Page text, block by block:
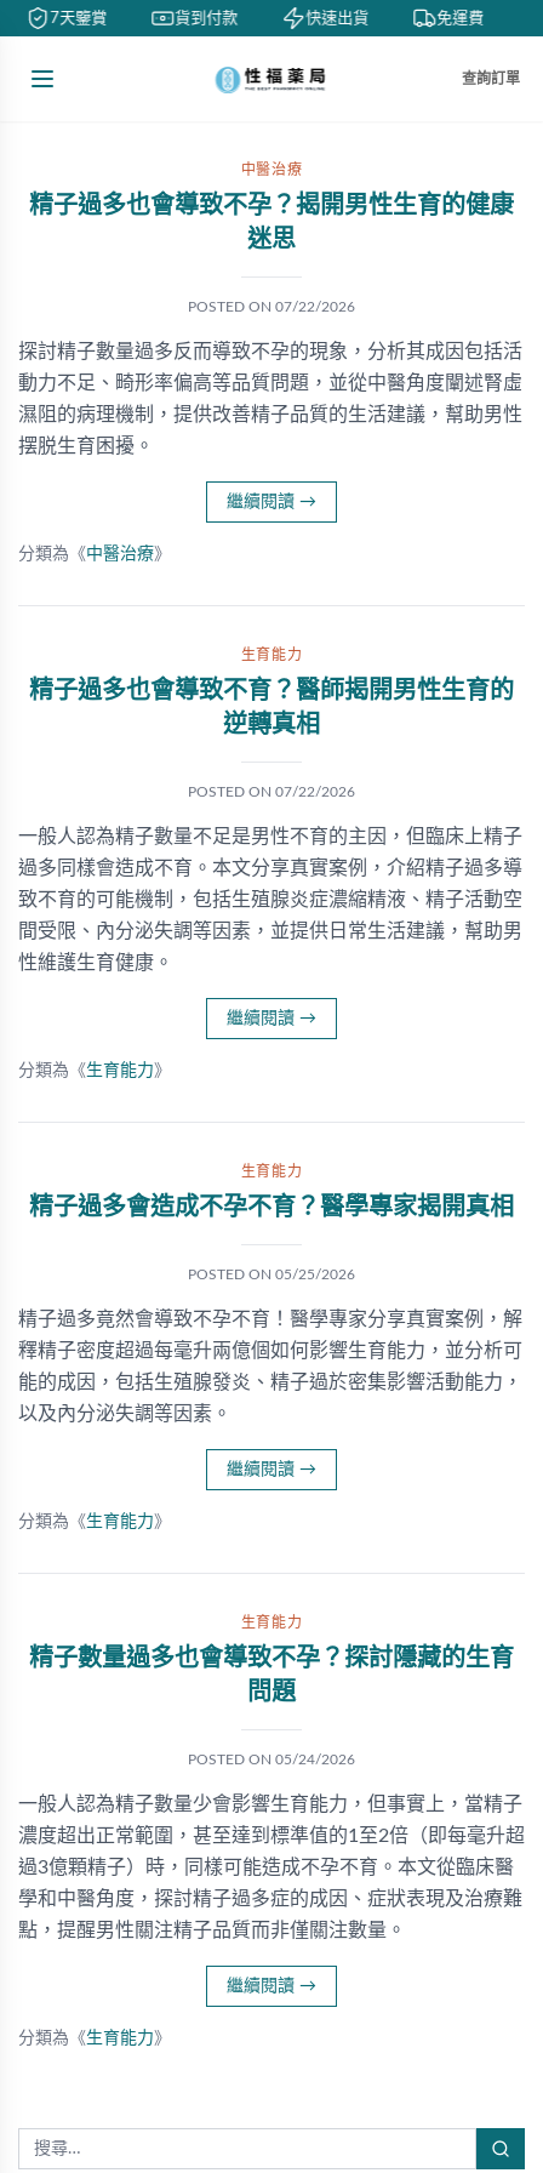
7天鑒賞 貨到付款 快速出貨 免運費
查詢訂單
中醫治療
精子過多也會導致不孕？揭開男性生育的健康
迷思
POSTED ON 07/22/2026
探討精子數量過多反而導致不孕的現象，分析其成因包括活
動力不足、畸形率偏高等品質問題，並從中醫角度闡述腎虛
濕阻的病理機制，提供改善精子品質的生活建議，幫助男性
摆脱生育困擾。
繼續閱讀 →
分類為《中醫治療》
生育能力
精子過多也會導致不育？醫師揭開男性生育的
逆轉真相
POSTED ON 07/22/2026
一般人認為精子數量不足是男性不育的主因，但臨床上精子
過多同樣會造成不育。本文分享真實案例，介紹精子過多導
致不育的可能機制，包括生殖腺炎症濃縮精液、精子活動空
間受限、內分泌失調等因素，並提供日常生活建議，幫助男
性維護生育健康。
繼續閱讀 →
分類為《生育能力》
生育能力
精子過多會造成不孕不育？醫學專家揭開真相
POSTED ON 05/25/2026
精子過多竟然會導致不孕不育！醫學專家分享真實案例，解
釋精子密度超過每毫升兩億個如何影響生育能力，並分析可
能的成因，包括生殖腺發炎、精子過於密集影響活動能力，
以及內分泌失調等因素。
繼續閱讀 →
分類為《生育能力》
生育能力
精子數量過多也會導致不孕？探討隱藏的生育
問題
POSTED ON 05/24/2026
一般人認為精子數量少會影響生育能力，但事實上，當精子
濃度超出正常範圍，甚至達到標準值的1至2倍（即每毫升超
過3億顆精子）時，同樣可能造成不孕不育。本文從臨床醫
學和中醫角度，探討精子過多症的成因、症狀表現及治療難
點，提醒男性關注精子品質而非僅關注數量。
繼續閱讀 →
分類為《生育能力》